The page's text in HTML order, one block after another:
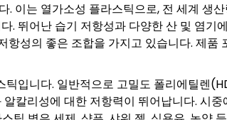
이는 열가소성 플라스틱으로, 전 세계 생산
. 뛰어난 습기 저항성과 다양한 산 및 염기
성의 좋은 조합을 가지고 있습니다. 제품
입니다. 일반적으로 고밀도 폴리에틸렌
칼리성에 대한 저항력이 뛰어납니다. 시중